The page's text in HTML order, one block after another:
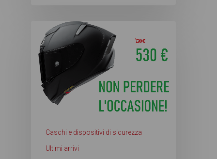
Caschi e dispositivi di sicurezza
Ultimi arrivi